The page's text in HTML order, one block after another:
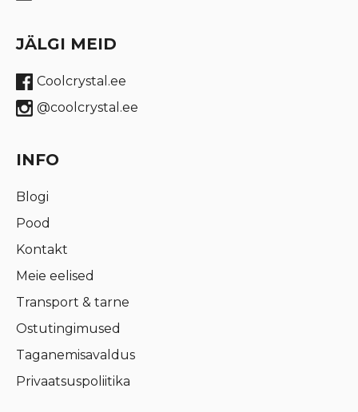
JÄLGI MEID
Coolcrystal.ee
@coolcrystal.ee
INFO
Blogi
Pood
Kontakt
Meie eelised
Transport & tarne
Ostutingimused
Taganemisavaldus
Privaatsuspoliitika